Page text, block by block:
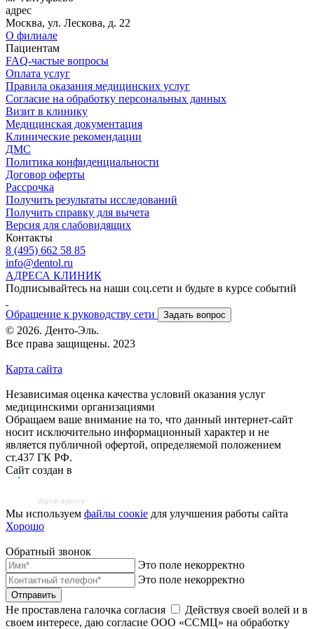
адрес
Москва, ул. Лескова, д. 22
О филиале
Пациентам
FAQ-частые вопросы
Оплата услуг
Правила оказания медицинских услуг
Согласие на обработку персональных данных
Визит в клинику
Медицинская документация
Клинические рекомендации
ДМС
Политика конфиденциальности
Договор оферты
Рассрочка
Получить результаты исследований
Получить справку для вычета
Версия для слабовидящих
Контакты
8 (495) 662 58 85
info@dentol.ru
АДРЕСА КЛИНИК
Подписывайтесь на наши соц.сети и будьте в курсе событий
Обращение к руководству сети Задать вопрос
© 2026. Денто-Эль.
Все права защищены. 2023
Карта сайта
Независимая оценка качества условий оказания услуг
медицинскими организациями
Обращаем ваше внимание на то, что данный интернет-сайт
носит исключительно информационный характер и не
является публичной офертой, определяемой положением
ст.437 ГК РФ.
Сайт создан в
Мы используем файлы соoкіе для улучшения работы сайта
Хорошо
Обратный звонок
Это поле некорректно
Это поле некорректно
Отправить
Не проставлена галочка согласия
Действуя своей волей и в
своем интересе, даю согласие ООО «ССМЦ» на обработку